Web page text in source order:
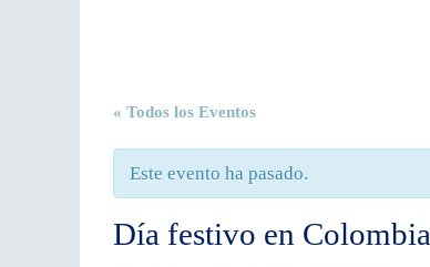
« Todos los Eventos
Este evento ha pasado.
Día festivo en Colombia